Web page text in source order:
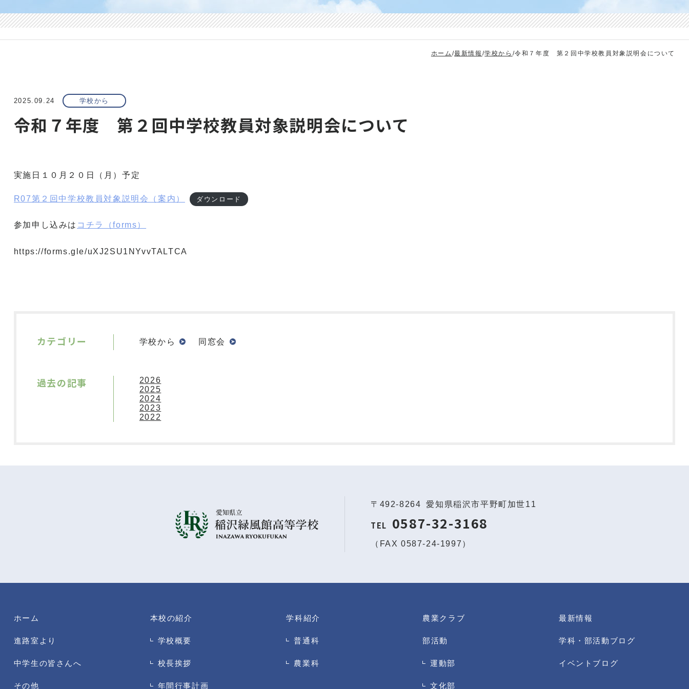
ホーム /最新情報 /学校から /令和７年度 第２回中学校教員対象説明会について
2025.09.24 学校から
令和７年度 第２回中学校教員対象説明会について
実施日１０月２０日（月）予定
R07第２回中学校教員対象説明会（案内） ダウンロード
参加申し込みは コチラ（forms）
https://forms.gle/uXJ2SU1NYvvTALTCA
カテゴリー 学校から 同窓会
過去の記事
2026
2025
2024
2023
2022
〒492-8264 愛知県稲沢市平野町加世11
TEL 0587-32-3168
（FAX 0587-24-1997）
ホーム
進路室より
中学生の皆さんへ
その他
本校の紹介
学校概要
校長挨拶
年間行事計画
学科紹介
普通科
農業科
農業クラブ
部活動
運動部
文化部
最新情報
学科・部活動ブログ
イベントブログ